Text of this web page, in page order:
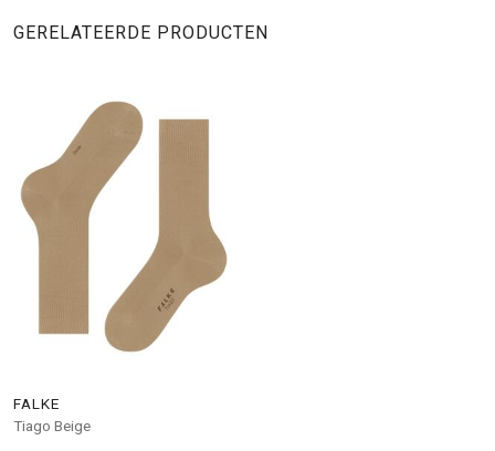
GERELATEERDE PRODUCTEN
FALKE
Tiago Beige